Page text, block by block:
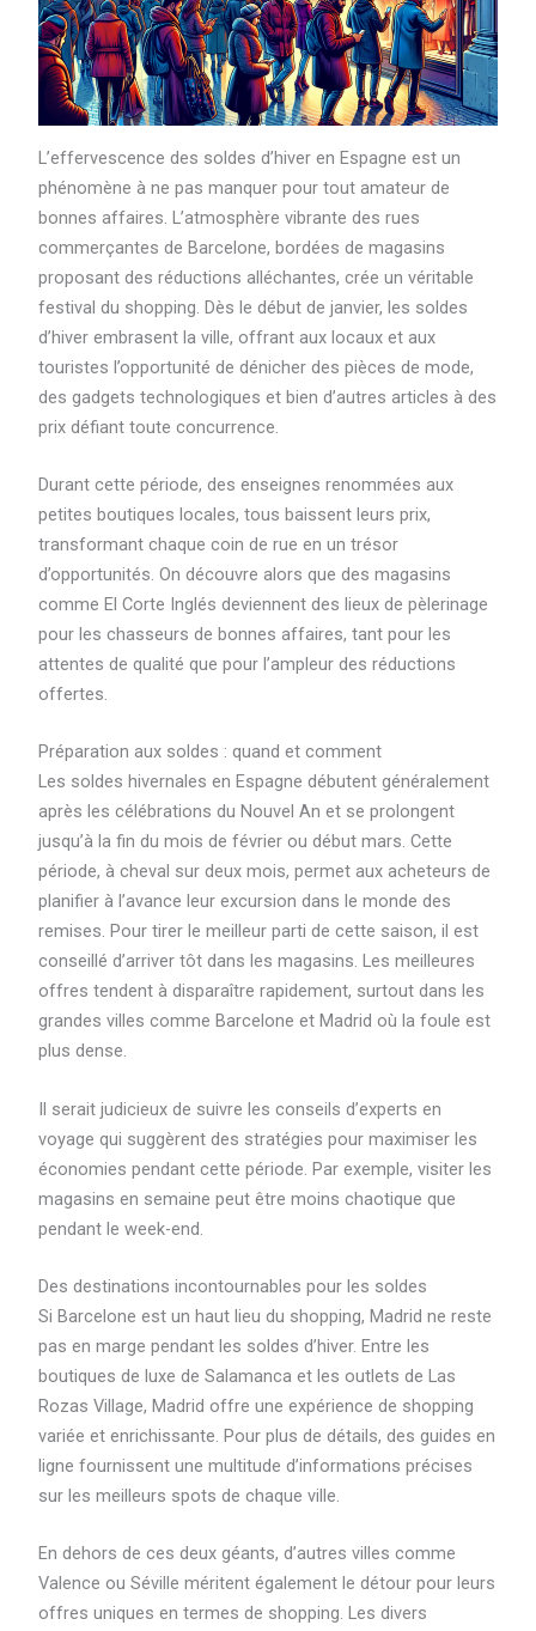
L’effervescence des soldes d’hiver en Espagne est un
phénomène à ne pas manquer pour tout amateur de
bonnes affaires. L’atmosphère vibrante des rues
commerçantes de Barcelone, bordées de magasins
proposant des réductions alléchantes, crée un véritable
festival du shopping. Dès le début de janvier, les soldes
d’hiver embrasent la ville, offrant aux locaux et aux
touristes l’opportunité de dénicher des pièces de mode,
des gadgets technologiques et bien d’autres articles à des
prix défiant toute concurrence.
Durant cette période, des enseignes renommées aux
petites boutiques locales, tous baissent leurs prix,
transformant chaque coin de rue en un trésor
d’opportunités. On découvre alors que des magasins
comme El Corte Inglés deviennent des lieux de pèlerinage
pour les chasseurs de bonnes affaires, tant pour les
attentes de qualité que pour l’ampleur des réductions
offertes.
Préparation aux soldes : quand et comment
Les soldes hivernales en Espagne débutent généralement
après les célébrations du Nouvel An et se prolongent
jusqu’à la fin du mois de février ou début mars. Cette
période, à cheval sur deux mois, permet aux acheteurs de
planifier à l’avance leur excursion dans le monde des
remises. Pour tirer le meilleur parti de cette saison, il est
conseillé d’arriver tôt dans les magasins. Les meilleures
offres tendent à disparaître rapidement, surtout dans les
grandes villes comme Barcelone et Madrid où la foule est
plus dense.
Il serait judicieux de suivre les conseils d’experts en
voyage qui suggèrent des stratégies pour maximiser les
économies pendant cette période. Par exemple, visiter les
magasins en semaine peut être moins chaotique que
pendant le week-end.
Des destinations incontournables pour les soldes
Si Barcelone est un haut lieu du shopping, Madrid ne reste
pas en marge pendant les soldes d’hiver. Entre les
boutiques de luxe de Salamanca et les outlets de Las
Rozas Village, Madrid offre une expérience de shopping
variée et enrichissante. Pour plus de détails, des guides en
ligne fournissent une multitude d’informations précises
sur les meilleurs spots de chaque ville.
En dehors de ces deux géants, d’autres villes comme
Valence ou Séville méritent également le détour pour leurs
offres uniques en termes de shopping. Les divers